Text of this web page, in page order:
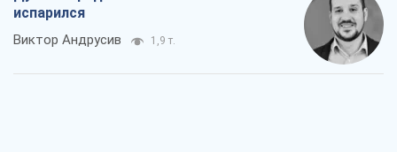
испарился
Виктор Андрусив 1,9 т.